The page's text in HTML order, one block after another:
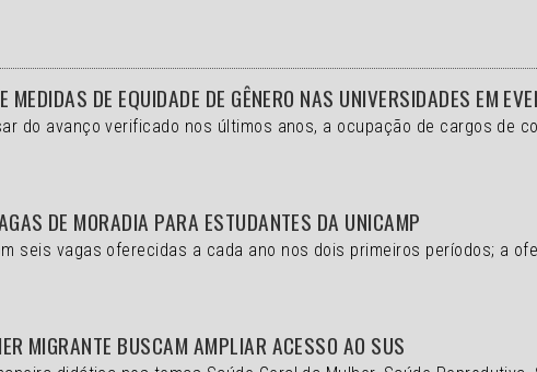
MEDIDAS DE EQUIDADE DE GÊNERO NAS UNIVERSIDADES EM
do avanço verificado nos últimos anos, a ocupação de cargos de
DE MORADIA PARA ESTUDANTES DA UNICAMP
seis vagas oferecidas a cada ano nos dois primeiros períodos; a
MIGRANTE BUSCAM AMPLIAR ACESSO AO SUS